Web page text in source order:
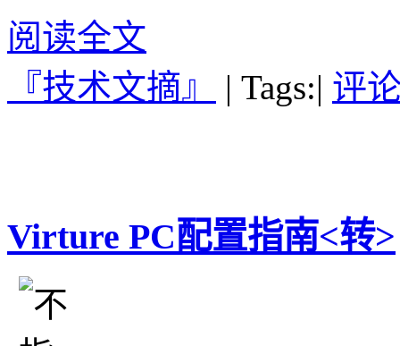
阅读全文
『技术文摘』
| Tags:| 评
Virture PC配置指南<转>